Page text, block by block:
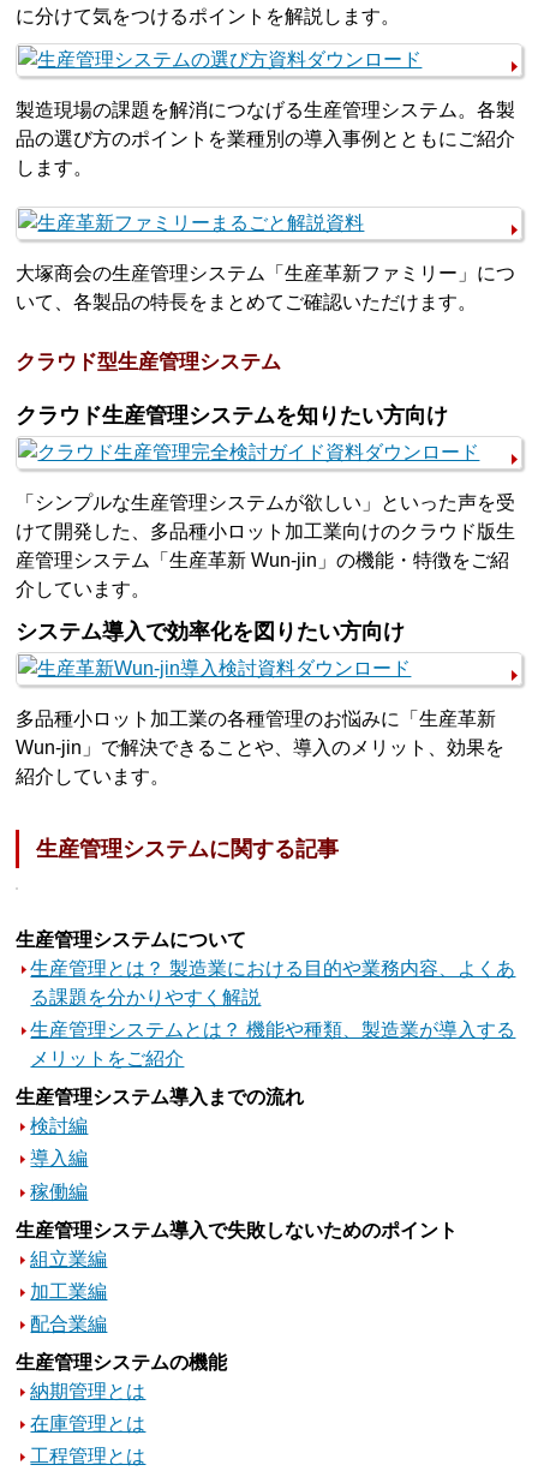
に分けて気をつけるポイントを解説します。
製造現場の課題を解消につなげる生産管理システム。各製
品の選び方のポイントを業種別の導入事例とともにご紹介
します。
大塚商会の生産管理システム「生産革新ファミリー」につ
いて、各製品の特長をまとめてご確認いただけます。
クラウド型生産管理システム
クラウド生産管理システムを知りたい方向け
「シンプルな生産管理システムが欲しい」といった声を受
けて開発した、多品種小ロット加工業向けのクラウド版生
産管理システム「生産革新 Wun-jin」の機能・特徴をご紹
介しています。
システム導入で効率化を図りたい方向け
多品種小ロット加工業の各種管理のお悩みに「生産革新
Wun-jin」で解決できることや、導入のメリット、効果を
紹介しています。
生産管理システムに関する記事
生産管理システムについて
生産管理とは？ 製造業における目的や業務内容、よくあ
る課題を分かりやすく解説
生産管理システムとは？ 機能や種類、製造業が導入する
メリットをご紹介
生産管理システム導入までの流れ
検討編
導入編
稼働編
生産管理システム導入で失敗しないためのポイント
組立業編
加工業編
配合業編
生産管理システムの機能
納期管理とは
在庫管理とは
工程管理とは